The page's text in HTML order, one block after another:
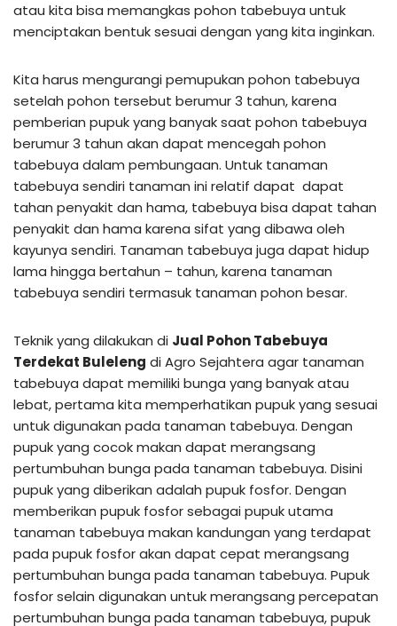
atau kita bisa memangkas pohon tabebuya untuk
menciptakan bentuk sesuai dengan yang kita inginkan.
Kita harus mengurangi pemupukan pohon tabebuya
setelah pohon tersebut berumur 3 tahun, karena
pemberian pupuk yang banyak saat pohon tabebuya
berumur 3 tahun akan dapat mencegah pohon
tabebuya dalam pembungaan. Untuk tanaman
tabebuya sendiri tanaman ini relatif dapat dapat
tahan penyakit dan hama, tabebuya bisa dapat tahan
penyakit dan hama karena sifat yang dibawa oleh
kayunya sendiri. Tanaman tabebuya juga dapat hidup
lama hingga bertahun – tahun, karena tanaman
tabebuya sendiri termasuk tanaman pohon besar.
Teknik yang dilakukan di Jual Pohon Tabebuya
Terdekat Buleleng di Agro Sejahtera agar tanaman
tabebuya dapat memiliki bunga yang banyak atau
lebat, pertama kita memperhatikan pupuk yang sesuai
untuk digunakan pada tanaman tabebuya. Dengan
pupuk yang cocok makan dapat merangsang
pertumbuhan bunga pada tanaman tabebuya. Disini
pupuk yang diberikan adalah pupuk fosfor. Dengan
memberikan pupuk fosfor sebagai pupuk utama
tanaman tabebuya makan kandungan yang terdapat
pada pupuk fosfor akan dapat cepat merangsang
pertumbuhan bunga pada tanaman tabebuya. Pupuk
fosfor selain digunakan untuk merangsang percepatan
pertumbuhan bunga pada tanaman tabebuya, pupuk